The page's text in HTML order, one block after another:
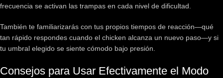
frecuencia se activan las trampas en cada nivel de dificultad.
También te familiarizarás con tus propios tiempos de reacción—qué
tan rápido respondes cuando el chicken alcanza un nuevo paso—y si
tu umbral elegido se siente cómodo bajo presión.
Consejos para Usar Efectivamente el Modo